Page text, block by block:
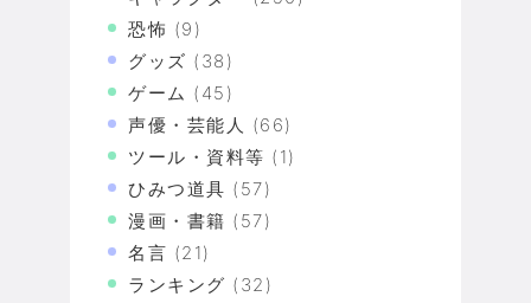
恐怖 (9)
グッズ (38)
ゲーム (45)
声優・芸能人 (66)
ツール・資料等 (1)
ひみつ道具 (57)
漫画・書籍 (57)
名言 (21)
ランキング (32)